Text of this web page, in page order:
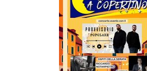
il quale ha affrontato, con
delle riflessioni sulla nascita
popolare. Ha sottolineato
popolare Salentina sia nata